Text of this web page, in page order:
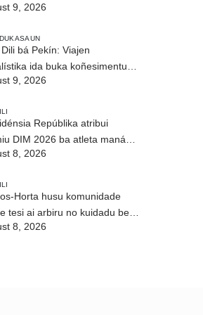
9, 2026
bá Pekín: Viajen
ida buka koñesimentu
I)
9, 2026
Repúblika atribui
DIM 2026 ba atleta manán-
sira8, 2026
Horta husu komunidade
tesi ai arbiru no kuidadu bee-
8, 2026